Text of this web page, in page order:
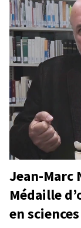
Jean-Marc
Médaille
en